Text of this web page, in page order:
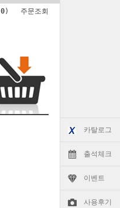
카탈로그
출석체크
이벤트
사용후기
0) 주문조회